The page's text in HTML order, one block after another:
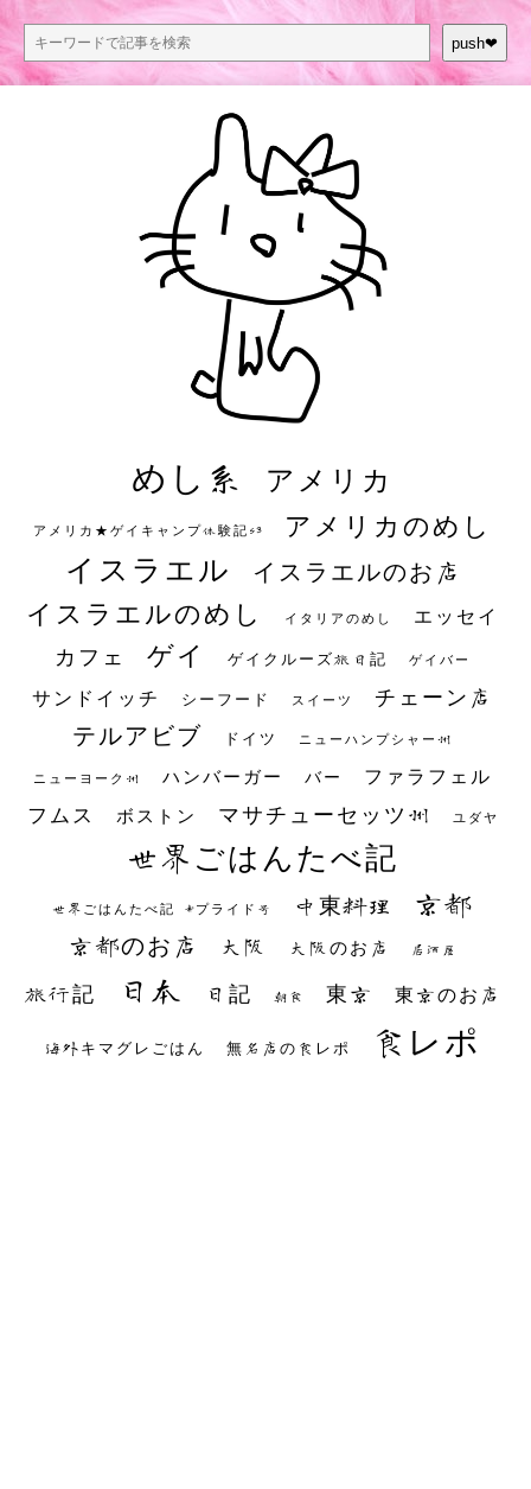
push❤︎
めし系 アメリカ
アメリカ★ゲイキャンプ体験記S3 アメリカのめし
イスラエル イスラエルのお店
イスラエルのめし イタリアのめし エッセイ
カフェ ゲイ ゲイクルーズ旅日記 ゲイバー
サンドイッチ シーフード スイーツ チェーン店
テルアビブ ドイツ ニューハンプシャー州
ニューヨーク州 ハンバーガー バー ファラフェル
フムス ボストン マサチューセッツ州 ユダヤ
世界ごはんたべ記
世界ごはんたべ記 #プライド号 中東料理 京都
京都のお店 大阪 大阪のお店 居酒屋
旅行記 日本 日記 朝食 東京 東京のお店
海外キマグレごはん 無名店の食レポ 食レポ